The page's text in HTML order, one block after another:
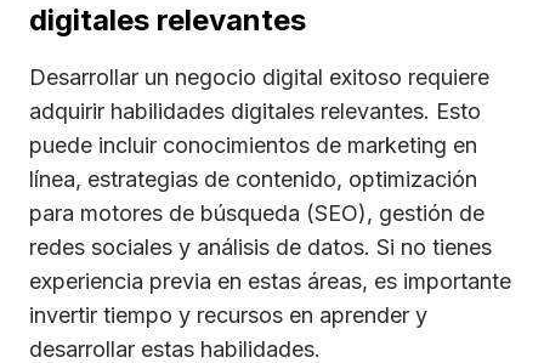
digitales relevantes
Desarrollar un negocio digital exitoso requiere
adquirir habilidades digitales relevantes. Esto
puede incluir conocimientos de marketing en
línea, estrategias de contenido, optimización
para motores de búsqueda (SEO), gestión de
redes sociales y análisis de datos. Si no tienes
experiencia previa en estas áreas, es importante
invertir tiempo y recursos en aprender y
desarrollar estas habilidades.